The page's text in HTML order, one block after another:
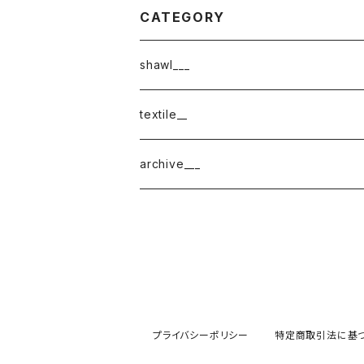
CATEGORY
shawl___
cotton
border
cotton × wool
textile__
織物
archive___
プライバシーポリシー 特定商取引法に基